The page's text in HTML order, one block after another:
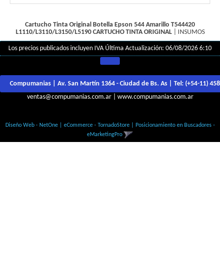
Cartucho Tinta Original Botella Epson 544 Amarillo T544420
L1110/L3110/L3150/L5190 CARTUCHO TINTA ORIGINAL| INSUMOS
Los precios publicados incluyen IVA Última Actualización: 06/08/2026 6:10
Compumanias | Av. San Martín 1364 - Ciudad de Bs. As | Tel: (+54-11)
ventas@compumanias.com.ar| www.compumanias.com.ar
Diseño Web - NetOne| eCommerce - TornadoStore| Posicionamiento en Buscadores -
eMarketingPro